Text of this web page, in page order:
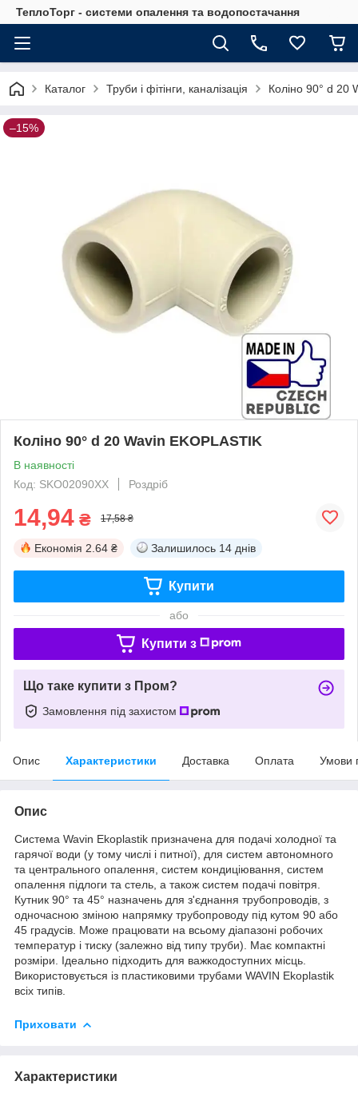
ТеплоТорг - системи опалення та водопостачання
Каталог Труби і фітінги, каналізація Коліно 90° d 20
–15%
Коліно 90° d 20 Wavin EKOPLASTIK
В наявності
Код: SKO02090XX
Роздріб
14,94 ₴ 17,58 ₴
Економія 2.64 ₴ Залишилось 14 днів
Купити
або
Купити з
Що таке купити з Пром?
Замовлення під захистом
Опис Характеристики Доставка Оплата Умови
Опис
Система Wavin Ekoplastik призначена для подачі холодної та
гарячої води (у тому числі і питної), для систем автономного
та центрального опалення, систем кондиціювання, систем
опалення підлоги та стель, а також систем подачі повітря.
Кутник 90° та 45° назначень для з'єднання трубопроводів, з
одночасною зміною напрямку трубопроводу під кутом 90 або
45 градусів. Може працювати на всьому діапазоні робочих
температур і тиску (залежно від типу труби). Має компактні
розміри. Ідеально підходить для важкодоступних місць.
Використовується із пластиковими трубами WAVIN Ekoplastik
всіх типів.
Приховати
Характеристики